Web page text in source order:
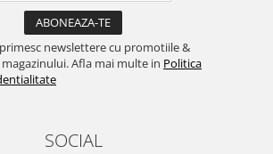
newslettere cu promotiile &
Afla mai multe in Politica
SOCIAL